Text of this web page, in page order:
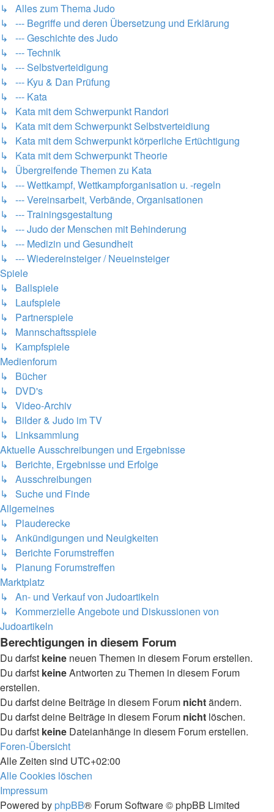
↳ Alles zum Thema Judo
↳ --- Begriffe und deren Übersetzung und Erklärung
↳ --- Geschichte des Judo
↳ --- Technik
↳ --- Selbstverteidigung
↳ --- Kyu & Dan Prüfung
↳ --- Kata
↳ Kata mit dem Schwerpunkt Randori
↳ Kata mit dem Schwerpunkt Selbstverteidiung
↳ Kata mit dem Schwerpunkt körperliche Ertüchtigung
↳ Kata mit dem Schwerpunkt Theorie
↳ Übergreifende Themen zu Kata
↳ --- Wettkampf, Wettkampforganisation u. -regeln
↳ --- Vereinsarbeit, Verbände, Organisationen
↳ --- Trainingsgestaltung
↳ --- Judo der Menschen mit Behinderung
↳ --- Medizin und Gesundheit
↳ --- Wiedereinsteiger / Neueinsteiger
Spiele
↳ Ballspiele
↳ Laufspiele
↳ Partnerspiele
↳ Mannschaftsspiele
↳ Kampfspiele
Medienforum
↳ Bücher
↳ DVD's
↳ Video-Archiv
↳ Bilder & Judo im TV
↳ Linksammlung
Aktuelle Ausschreibungen und Ergebnisse
↳ Berichte, Ergebnisse und Erfolge
↳ Ausschreibungen
↳ Suche und Finde
Allgemeines
↳ Plauderecke
↳ Ankündigungen und Neuigkeiten
↳ Berichte Forumstreffen
↳ Planung Forumstreffen
Marktplatz
↳ An- und Verkauf von Judoartikeln
↳ Kommerzielle Angebote und Diskussionen von
Judoartikeln
Berechtigungen in diesem Forum
Du darfst keine neuen Themen in diesem Forum erstellen.
Du darfst keineAntworten zu Themen in diesem Forum
erstellen.
Du darfst deine Beiträge in diesem Forum nichtändern.
Du darfst deine Beiträge in diesem Forum nicht löschen.
Du darfst keine Dateianhänge in diesem Forum erstellen.
Foren-Übersicht
Alle Zeiten sind UTC+02:00
Alle Cookies löschen
Impressum
Powered by phpBB® Forum Software © phpBB Limited